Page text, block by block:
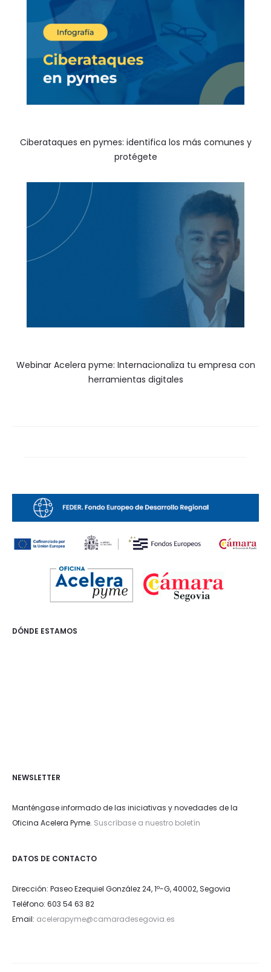
Ciberataques en pymes: identifica los más comunes y
protégete
Webinar Acelera pyme: Internacionaliza tu empresa con
herramientas digitales
DÓNDE ESTAMOS
NEWSLETTER
Manténgase informado de las iniciativas y novedades de la
Oficina Acelera Pyme. Suscríbase a nuestro boletín
DATOS DE CONTACTO
Dirección: Paseo Ezequiel González 24, 1º-G, 40002, Segovia
Teléfono: 603 54 63 82
Email: acelerapyme@camaradesegovia.es